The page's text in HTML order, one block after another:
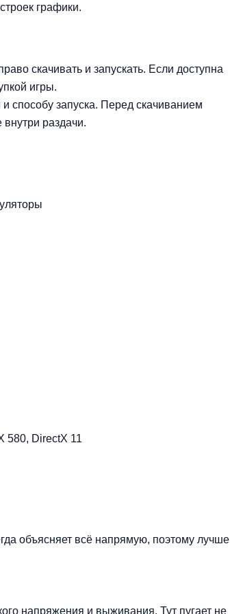
графики.
скачивать и запускать. Если доступна
игры.
способу запуска. Перед скачиванием
раздачи.
580, DirectX 11
объясняет всё напрямую, поэтому лучше
напряжения и выживания. Тут пугает не